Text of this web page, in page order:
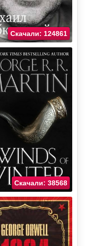
Скачали: 124861
Скачали: 38568